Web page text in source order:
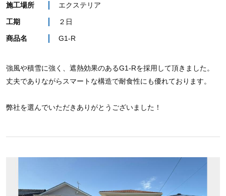
施工場所 エクステリア
工期 ２日
商品名 G1-R
強風や積雪に強く、遮熱効果のあるG1-Rを採用して頂きました。
丈夫でありながらスマートな構造で耐食性にも優れております。
弊社を選んでいただきありがとうございました！